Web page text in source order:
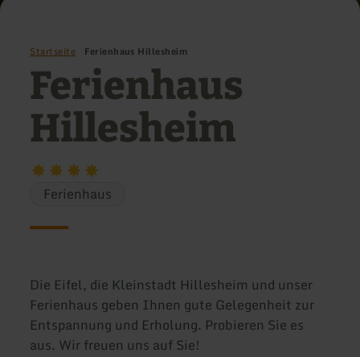
Startseite Ferienhaus Hillesheim
Ferienhaus
Hillesheim
Ferienhaus
Die Eifel, die Kleinstadt Hillesheim und unser
Ferienhaus geben Ihnen gute Gelegenheit zur
Entspannung und Erholung. Probieren Sie es
aus. Wir freuen uns auf Sie!